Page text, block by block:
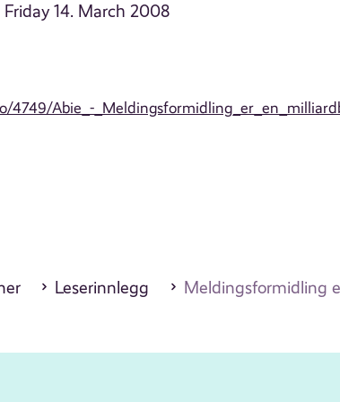
14. March 2008
4749/Abie_-
Leserinnlegg Meldingsformidling